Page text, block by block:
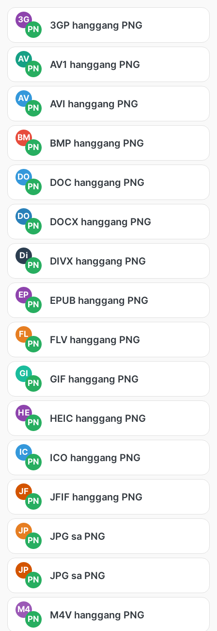
3G
PN
3GP hanggang PNG
AV
PN
AV1 hanggang PNG
AV
PN
AVI hanggang PNG
BM
PN
BMP hanggang PNG
DO
PN
DOC hanggang PNG
DO
PN
DOCX hanggang PNG
Di
PN
DIVX hanggang PNG
EP
PN
EPUB hanggang PNG
FL
PN
FLV hanggang PNG
GI
PN
GIF hanggang PNG
HE
PN
HEIC hanggang PNG
IC
PN
ICO hanggang PNG
JF
PN
JFIF hanggang PNG
JP
PN
JPG sa PNG
JP
PN
JPG sa PNG
M4
PN
M4V hanggang PNG